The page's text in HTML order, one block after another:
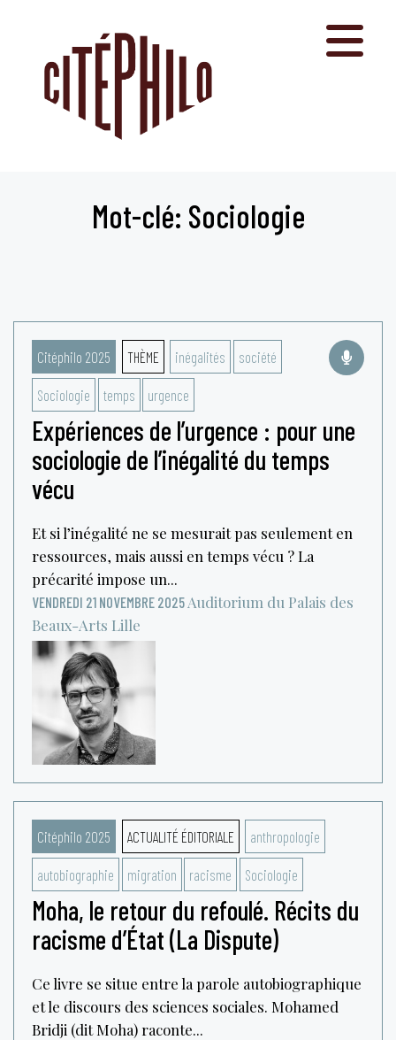
Mot-clé: Sociologie
Citéphilo 2025 THÈME inégalités société
Sociologie temps urgence
Expériences de l’urgence : pour une
sociologie de l’inégalité du temps
vécu
Et si l’inégalité ne se mesurait pas seulement en
ressources, mais aussi en temps vécu ? La
précarité impose un...
VENDREDI 21 NOVEMBRE 2025 Auditorium du Palais des
Beaux-Arts Lille
Citéphilo 2025 ACTUALITÉ ÉDITORIALE anthropologie
autobiographie migration racisme Sociologie
Moha, le retour du refoulé. Récits du
racisme d’État (La Dispute)
Ce livre se situe entre la parole autobiographique
et le discours des sciences sociales. Mohamed
Bridji (dit Moha) raconte...